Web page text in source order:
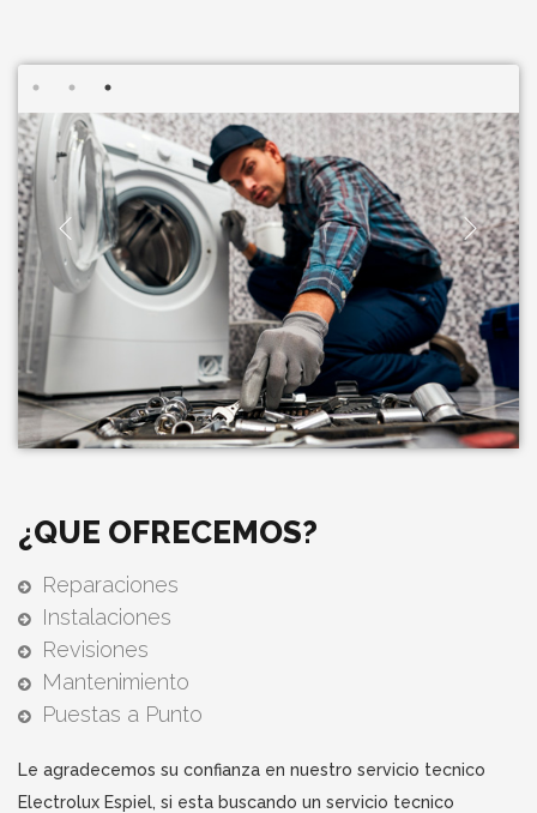
¿QUE OFRECEMOS?
Reparaciones
Instalaciones
Revisiones
Mantenimiento
Puestas a Punto
Le agradecemos su confianza en nuestro servicio tecnico
Electrolux Espiel, si esta buscando un servicio tecnico